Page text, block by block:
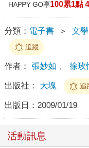
HAPPY GO享100累1點
分類： 電子書 ＞ 文學
追蹤
作者： 張妙如 、 徐玫
出版社： 大塊 追
出版日： 2009/01/19
活動訊息